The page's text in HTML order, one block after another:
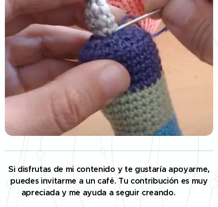
Si disfrutas de mi contenido y te gustaría apoyarme,
puedes invitarme a un café. Tu contribución es muy
apreciada y me ayuda a seguir creando. 🤗☕